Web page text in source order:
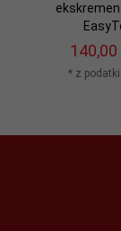
140,00
* z